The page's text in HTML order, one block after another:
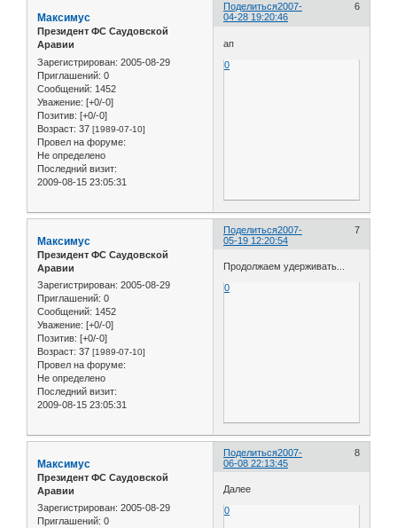
Поделиться 6
2007-
04-28 19:20:46
Максимус
Президент ФС Саудовской
Аравии
Зарегистрирован: 2005-08-29
Приглашений: 0
Сообщений: 1452
Уважение: [+0/-0]
Позитив: [+0/-0]
Возраст: 37 [1989-07-10]
Провел на форуме:
Не определено
Последний визит:
2009-08-15 23:05:31
ап
0
Поделиться 7
2007-
05-19 12:20:54
Максимус
Президент ФС Саудовской
Аравии
Зарегистрирован: 2005-08-29
Приглашений: 0
Сообщений: 1452
Уважение: [+0/-0]
Позитив: [+0/-0]
Возраст: 37 [1989-07-10]
Провел на форуме:
Не определено
Последний визит:
2009-08-15 23:05:31
Продолжаем удерживать...
0
Поделиться 8
2007-
06-08 22:13:45
Максимус
Президент ФС Саудовской
Аравии
Зарегистрирован: 2005-08-29
Приглашений: 0
Далее
0